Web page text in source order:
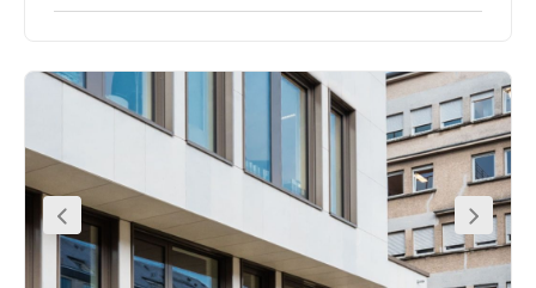
Autobahnen, in fünf Minuten Entfernung vom
Stadtzentrum Luxemburgs, nahe des Bahnhofes oder
auch 10 Minuten vom Luxemburger Flughafen entfernt.